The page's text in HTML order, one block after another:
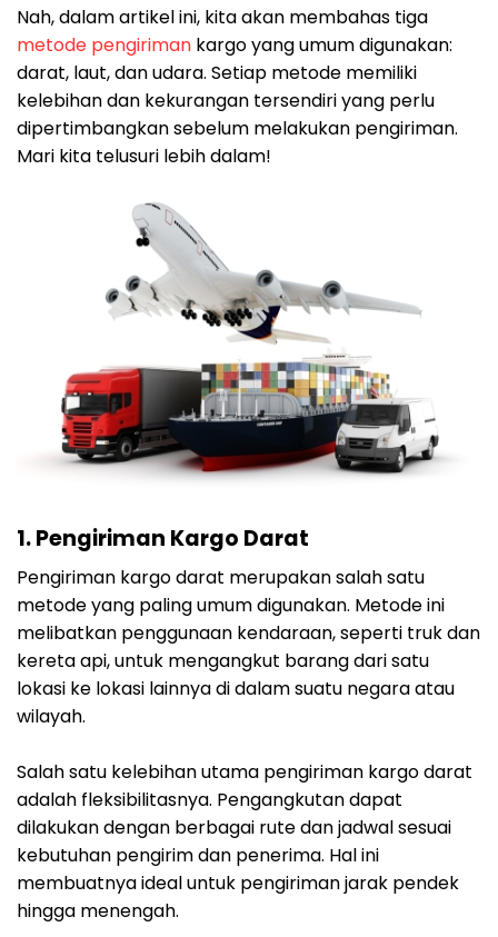
Nah, dalam artikel ini, kita akan membahas tiga
metode pengiriman kargo yang umum digunakan:
darat, laut, dan udara. Setiap metode memiliki
kelebihan dan kekurangan tersendiri yang perlu
dipertimbangkan sebelum melakukan pengiriman.
Mari kita telusuri lebih dalam!
1. Pengiriman Kargo Darat
Pengiriman kargo darat merupakan salah satu
metode yang paling umum digunakan. Metode ini
melibatkan penggunaan kendaraan, seperti truk dan
kereta api, untuk mengangkut barang dari satu
lokasi ke lokasi lainnya di dalam suatu negara atau
wilayah.
Salah satu kelebihan utama pengiriman kargo darat
adalah fleksibilitasnya. Pengangkutan dapat
dilakukan dengan berbagai rute dan jadwal sesuai
kebutuhan pengirim dan penerima. Hal ini
membuatnya ideal untuk pengiriman jarak pendek
hingga menengah.